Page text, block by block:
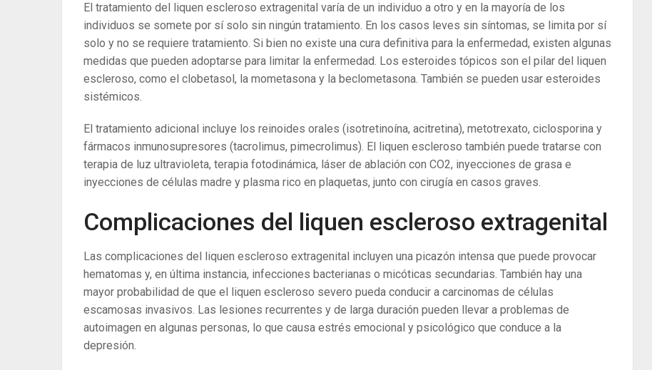
El tratamiento del liquen escleroso extragenital varía de un individuo a otro y en la mayoría de los
individuos se somete por sí solo sin ningún tratamiento. En los casos leves sin síntomas, se limita por sí
solo y no se requiere tratamiento. Si bien no existe una cura definitiva para la enfermedad, existen algunas
medidas que pueden adoptarse para limitar la enfermedad. Los esteroides tópicos son el pilar del liquen
escleroso, como el clobetasol, la mometasona y la beclometasona. También se pueden usar esteroides
sistémicos.
El tratamiento adicional incluye los reinoides orales (isotretinoína, acitretina), metotrexato, ciclosporina y
fármacos inmunosupresores (tacrolimus, pimecrolimus). El liquen escleroso también puede tratarse con
terapia de luz ultravioleta, terapia fotodinámica, láser de ablación con CO2, inyecciones de grasa e
inyecciones de células madre y plasma rico en plaquetas, junto con cirugía en casos graves.
Complicaciones del liquen escleroso extragenital
Las complicaciones del liquen escleroso extragenital incluyen una picazón intensa que puede provocar
hematomas y, en última instancia, infecciones bacterianas o micóticas secundarias. También hay una
mayor probabilidad de que el liquen escleroso severo pueda conducir a carcinomas de células
escamosas invasivos. Las lesiones recurrentes y de larga duración pueden llevar a problemas de
autoimagen en algunas personas, lo que causa estrés emocional y psicológico que conduce a la
depresión.